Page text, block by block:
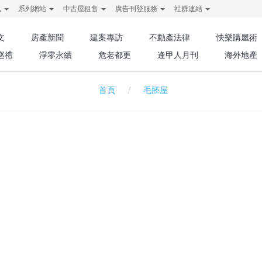
系列網站 中古屋租售 廣告刊登服務 社群連結
房產新聞 建案專訪 不動產法律 快樂購屋術
禮
淨零永續 危老都更 逢甲人月刊 海外地產
首頁 毛胚屋